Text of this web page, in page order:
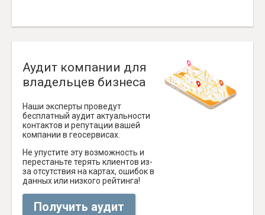
Аудит компании для
владельцев бизнеса
Наши эксперты проведут
бесплатный аудит актуальности
контактов и репутации вашей
компании в геосервисах.
Не упустите эту возможность и
перестаньте терять клиентов из-
за отсутствия на картах, ошибок в
данных или низкого рейтинга!
Получить аудит